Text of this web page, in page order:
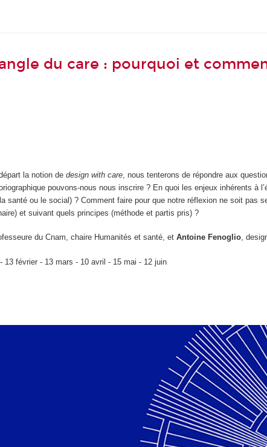
du care : pourquoi et
la notion dedesign with care , nous tenterons de répondre aux
pouvons-nous nous inscrire ? En quoi les enjeux inhérents à
santé ou le social) ? Comment faire pour que notre réflexion ne soit pas
et suivant quels principes (méthode et partis pris) ?
du Cnam, chaire Humanités et santé, et Antoine Fenoglio,
13 février - 13 mars - 10 avril - 15 mai - 12 juin